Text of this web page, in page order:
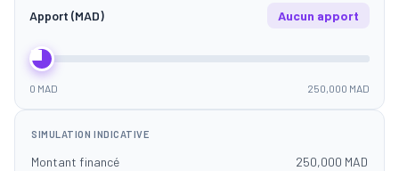
Apport (MAD) Aucun apport
0 MAD 250,000 MAD
SIMULATION INDICATIVE
Montant financé
250,000 MAD